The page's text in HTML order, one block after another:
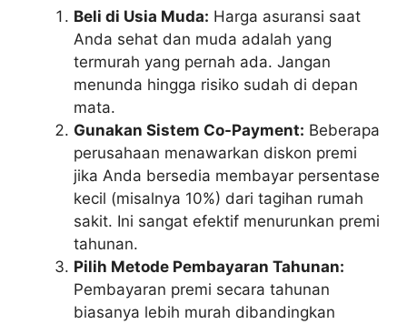
Beli di Usia Muda: Harga asuransi saat
Anda sehat dan muda adalah yang
termurah yang pernah ada. Jangan
menunda hingga risiko sudah di depan
mata.
Gunakan Sistem Co-Payment: Beberapa
perusahaan menawarkan diskon premi
jika Anda bersedia membayar persentase
kecil (misalnya 10%) dari tagihan rumah
sakit. Ini sangat efektif menurunkan premi
tahunan.
Pilih Metode Pembayaran Tahunan:
Pembayaran premi secara tahunan
biasanya lebih murah dibandingkan